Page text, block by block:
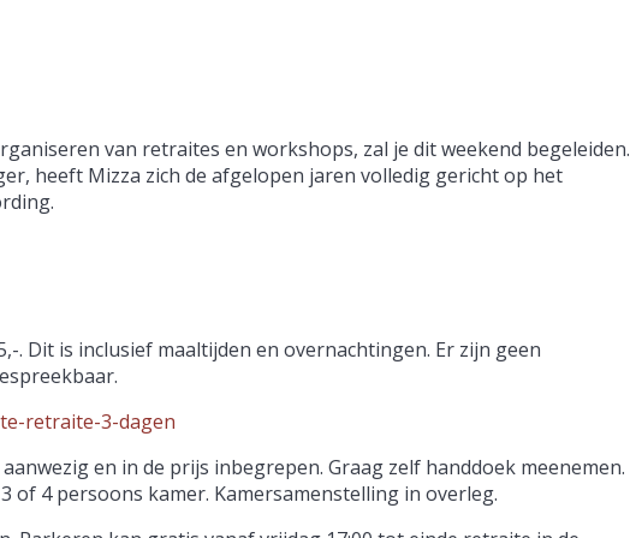
van retraites en workshops, zal je dit weekend begeleiden.
heeft Mizza zich de afgelopen jaren volledig gericht op het
. Dit is inclusief maaltijden en overnachtingen. Er zijn geen
retraite-3-dagen
en in de prijs inbegrepen. Graag zelf handdoek meenemen.
of 4 persoons kamer. Kamersamenstelling in overleg.